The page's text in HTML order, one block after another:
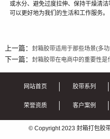
或水分、避免过度拉伸、保持干燥清
可以更好地为我们的生活和工作服务。
上一篇： 封箱胶带适用于那些场景(多
下一篇： 封箱胶带在电商中的重要性
网站首页 胶带系列
荣誉资质 客户案例
© Copyright 2023 封箱打包胶